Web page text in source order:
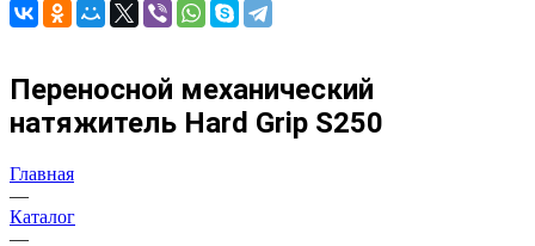
Переносной механический
натяжитель Hard Grip S250
Главная
—
Каталог
—